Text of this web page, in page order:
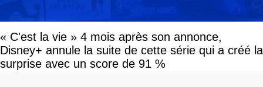
« C'est la vie » 4 mois après son annonce,
Disney+ annule la suite de cette série qui a créé la
surprise avec un score de 91 %